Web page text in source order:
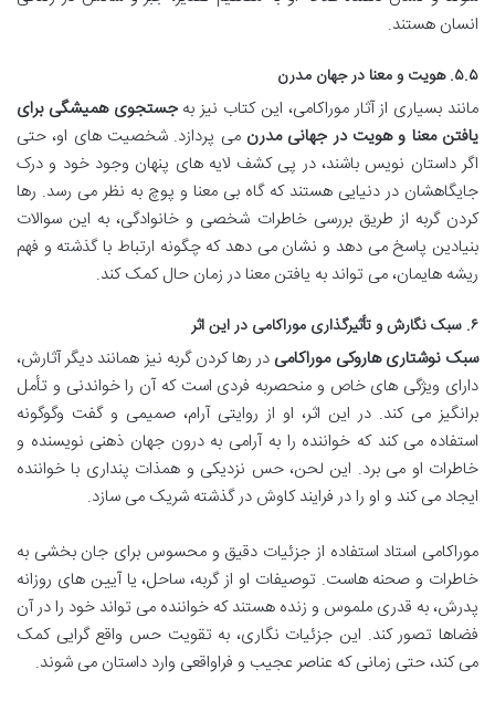
انسان هستند.
۵.۵. هویت و معنا در جهان مدرن
مانند بسیاری از آثار موراکامی، این کتاب نیز بهجستجوی همیشگی برای
یافتن معنا و هویت در جهانی مدرن می پردازد. شخصیت های او، حتی
اگر داستان نویس باشند، در پی کشف لایه های پنهان وجود خود و درک
جایگاهشان در دنیایی هستند که گاه بی معنا و پوچ به نظر می رسد. رها
کردن گربه از طریق بررسی خاطرات شخصی و خانوادگی، به این سوالات
بنیادین پاسخ می دهد و نشان می دهد که چگونه ارتباط با گذشته و فهم
ریشه هایمان، می تواند به یافتن معنا در زمان حال کمک کند.
۶. سبک نگارش و تأثیرگذاری موراکامی در این اثر
سبک نوشتاری هاروکی موراکامی در رها کردن گربه نیز همانند دیگر آثارش،
دارای ویژگی های خاص و منحصربه فردی است که آن را خواندنی و تأمل
برانگیز می کند. در این اثر، او از روایتی آرام، صمیمی و گفت وگوگونه
استفاده می کند که خواننده را به آرامی به درون جهان ذهنی نویسنده و
خاطرات او می برد. این لحن، حس نزدیکی و همذات پنداری با خواننده
ایجاد می کند و او را در فرایند کاوش در گذشته شریک می سازد.
موراکامی استاد استفاده از جزئیات دقیق و محسوس برای جان بخشی به
خاطرات و صحنه هاست. توصیفات او از گربه، ساحل، یا آیین های روزانه
پدرش، به قدری ملموس و زنده هستند که خواننده می تواند خود را در آن
فضاها تصور کند. این جزئیات نگاری، به تقویت حس واقع گرایی کمک
می کند، حتی زمانی که عناصر عجیب و فراواقعی وارد داستان می شوند.